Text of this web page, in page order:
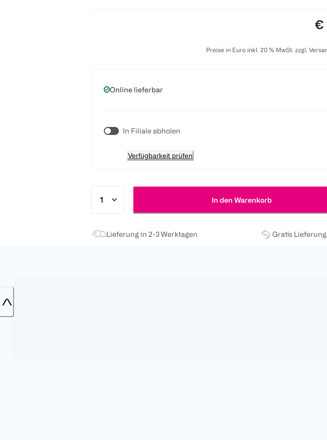
€
Preise in Euro inkl. 20 % MwSt. zzgl.
Online lieferbar
In Filiale abholen
Verfügbarkeit prüfen
In den Warenkorb
Lieferung in 2-3 Werktagen Gratis